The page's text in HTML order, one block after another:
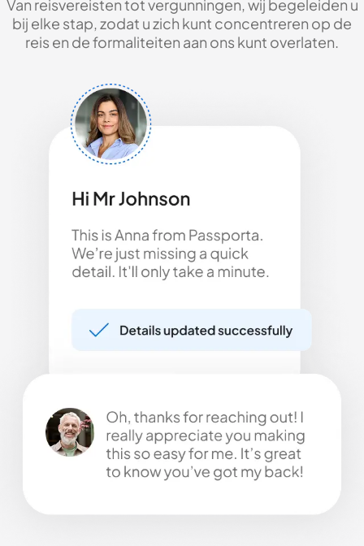
Van reisvereisten tot vergunningen, wij begeleiden u
bij elke stap, zodat u zich kunt concentreren op de
reis en de formaliteiten aan ons kunt overlaten.